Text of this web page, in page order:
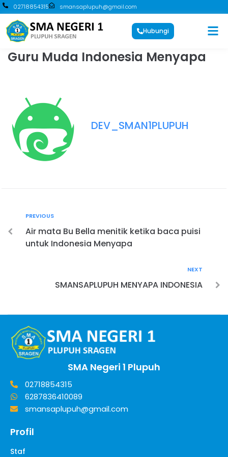
02718854315 smansaplupuh@gmail.com
Hubungi
Guru Muda Indonesia Menyapa
DEV_SMAN1PLUPUH
PREVIOUS
Air mata Bu Bella menitik ketika baca puisi
untuk Indonesia Menyapa
NEXT
SMANSAPLUPUH MENYAPA INDONESIA
SMA Negeri 1 Plupuh
02718854315
6287836410089
smansaplupuh@gmail.com
Profil
Staf